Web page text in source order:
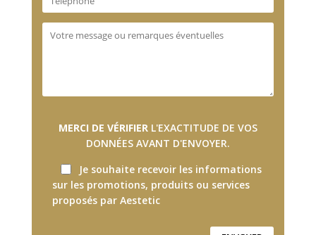
MERCI DE VÉRIFIERL'EXACTITUDE DE VOS
DONNÉES AVANT D'ENVOYER.
Je souhaite recevoir les informations
sur les promotions, produits ou services
proposés par Aestetic